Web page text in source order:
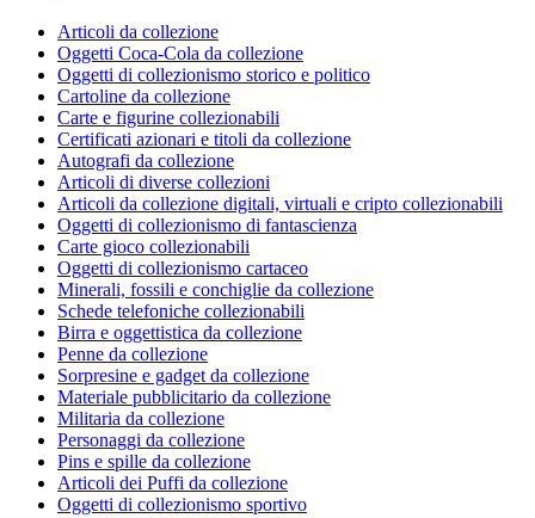
Articoli da collezione
Oggetti Coca-Cola da collezione
Oggetti di collezionismo storico e politico
Cartoline da collezione
Carte e figurine collezionabili
Certificati azionari e titoli da collezione
Autografi da collezione
Articoli di diverse collezioni
Articoli da collezione digitali, virtuali e cripto collezionabili
Oggetti di collezionismo di fantascienza
Carte gioco collezionabili
Oggetti di collezionismo cartaceo
Minerali, fossili e conchiglie da collezione
Schede telefoniche collezionabili
Birra e oggettistica da collezione
Penne da collezione
Sorpresine e gadget da collezione
Materiale pubblicitario da collezione
Militaria da collezione
Personaggi da collezione
Pins e spille da collezione
Articoli dei Puffi da collezione
Oggetti di collezionismo sportivo